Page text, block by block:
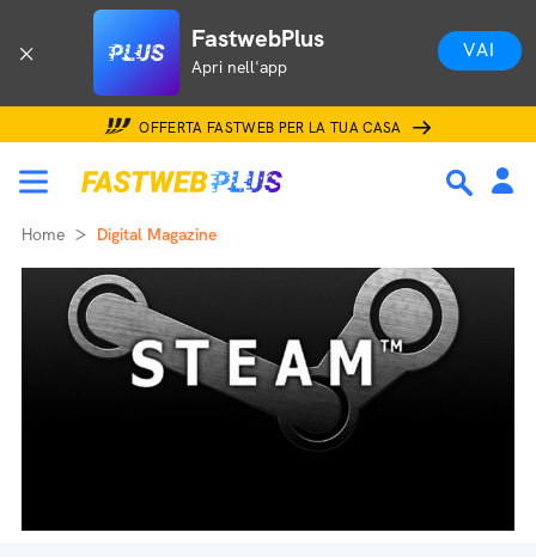
FastwebPlus
Apri nell'app
VAI
OFFERTA FASTWEB PER LA TUA CASA
Home Digital Magazine